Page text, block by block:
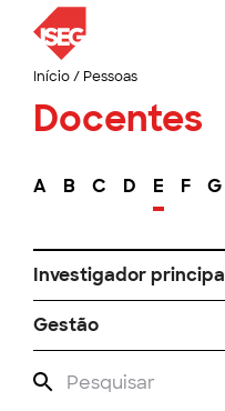
Início/ Pessoas
Docentes
A B C D E F G
Investigador principal
Gestão